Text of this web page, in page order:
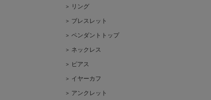
リング
ブレスレット
ペンダントトップ
ネックレス
ピアス
イヤーカフ
アンクレット